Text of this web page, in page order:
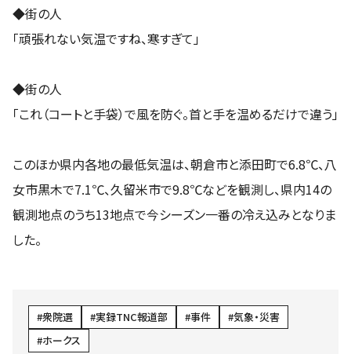
◆街の人
「頑張れない気温ですね、寒すぎて」
◆街の人
「これ（コートと手袋）で風を防ぐ。首と手を温めるだけで違う」
このほか県内各地の最低気温は、朝倉市と添田町で6.8℃、八
女市黒木で7.1℃、久留米市で9.8℃などを観測し、県内14の
観測地点のうち13地点で今シーズン一番の冷え込みとなりま
した。
衆院選 実録TNC報道部 事件
気象・災害
ホークス